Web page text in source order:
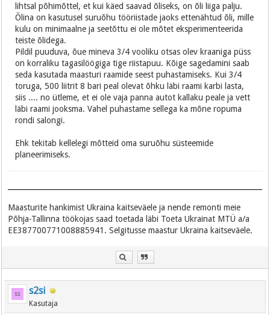
lihtsal põhimõttel, et kui käed saavad õliseks, on õli liiga palju.
Õlina on kasutusel suruõhu tööriistade jaoks ettenähtud õli, mille
kulu on minimaalne ja seetõttu ei ole mõtet eksperimenteerida
teiste õlidega.
Pildil puuduva, õue mineva 3/4 vooliku otsas olev kraaniga püss
on korraliku tagasilöögiga tige riistapuu. Kõige sagedamini saab
seda kasutada maasturi raamide seest puhastamiseks. Kui 3/4
toruga, 500 liitrit 8 bari peal olevat õhku läbi raami karbi lasta,
siis .... no ütleme, et ei ole vaja panna autot kallaku peale ja vett
läbi raami jooksma. Vahel puhastame sellega ka mõne ropuma
rondi salongi.
Ehk tekitab kellelegi mõtteid oma suruõhu süsteemide
planeerimiseks.
Maasturite hankimist Ukraina kaitseväele ja nende remonti meie
Põhja-Tallinna töökojas saad toetada läbi Toeta Ukrainat MTÜ a/a
EE387700771008885941. Selgitusse maastur Ukraina kaitseväele.
s2si
Kasutaja